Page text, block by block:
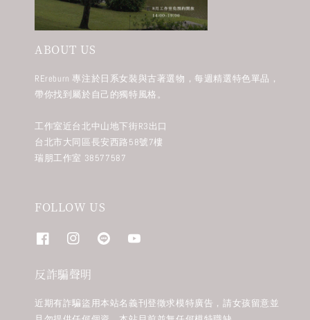
ABOUT US
REreburn 專注於日系女裝與古著選物，每週精選特色單品，
帶你找到屬於自己的獨特風格。
工作室近台北中山地下街R3出口
台北市大同區長安西路58號7樓
瑞朋工作室 38577587
FOLLOW US
反詐騙聲明
近期有詐騙盜用本站名義刊登徵求模特廣告，請女孩留意並